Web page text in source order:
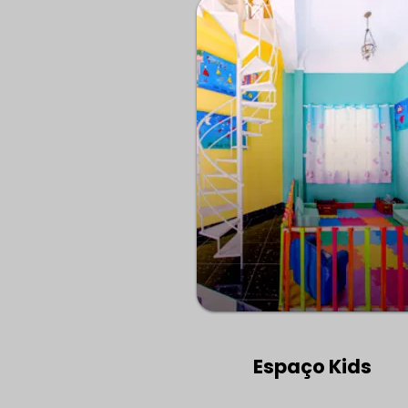
SISBAJUD pode ser
aplicado? Entenda e aja
Comentários
Escreva um comentário
Espaço Kids